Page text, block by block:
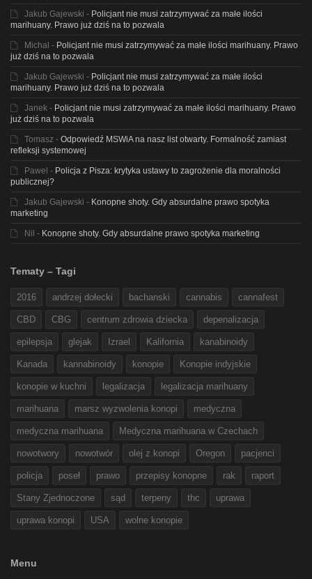
Jakub Gajewski - Policjant nie musi zatrzymywać za małe ilości
marihuany. Prawo już dziś na to pozwala
Michal - Policjant nie musi zatrzymywać za małe ilości marihuany. Prawo
już dziś na to pozwala
Jakub Gajewski - Policjant nie musi zatrzymywać za małe ilości
marihuany. Prawo już dziś na to pozwala
Janek - Policjant nie musi zatrzymywać za małe ilości marihuany. Prawo
już dziś na to pozwala
Tomasz - Odpowiedź MSWiA na nasz list otwarty. Formalność zamiast
refleksji systemowej
Pawel - Policja z Pisza: krytyka ustawy to zagrożenie dla moralności
publicznej?
Jakub Gajewski - Konopne shoty. Gdy absurdalne prawo spotyka
marketing
Nil - Konopne shoty. Gdy absurdalne prawo spotyka marketing
Tematy – Tagi
2016 andrzej dołecki bachanski cannabis cannafest
CBD CBG centrum zdrowia dziecka depenalizacja
epilepsja glejak Izrael Kalifornia kanabinoidy
Kanada kannabinoidy konopie Konopie indyjskie
konopie w kuchni legalizacja legalizacja marihuany
marihuana marsz wyzwolenia konopi medyczna
medyczna marihuana Medyczna marihuana w Czechach
nowotwory nowotwór olej z konopi Oregon pacjenci
policja poseł prawo przepisy konopne rak raport
Stany Zjednoczone sąd terpeny thc uprawa
uprawa konopi USA wolne konopie
Menu